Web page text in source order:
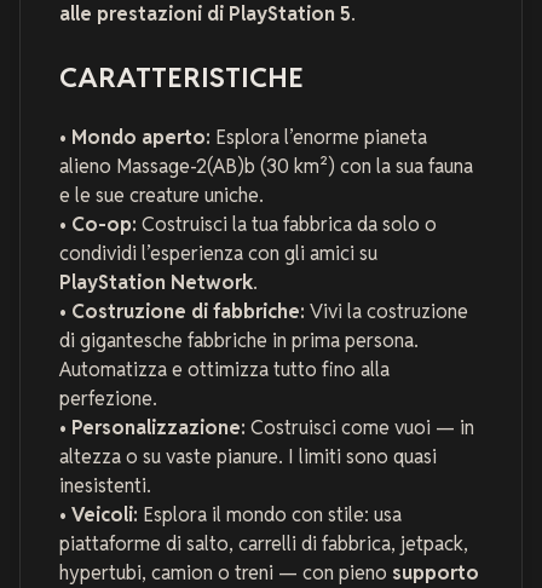
alle prestazioni di PlayStation 5.
CARATTERISTICHE
• Mondo aperto: Esplora l’enorme pianeta
alieno Massage-2(AB)b (30 km²) con la sua fauna
e le sue creature uniche.
• Co-op: Costruisci la tua fabbrica da solo o
condividi l’esperienza con gli amici su
PlayStation Network.
• Costruzione di fabbriche: Vivi la costruzione
di gigantesche fabbriche in prima persona.
Automatizza e ottimizza tutto fino alla
perfezione.
• Personalizzazione: Costruisci come vuoi — in
altezza o su vaste pianure. I limiti sono quasi
inesistenti.
• Veicoli: Esplora il mondo con stile: usa
piattaforme di salto, carrelli di fabbrica, jetpack,
hypertubi, camion o treni — con pieno supporto